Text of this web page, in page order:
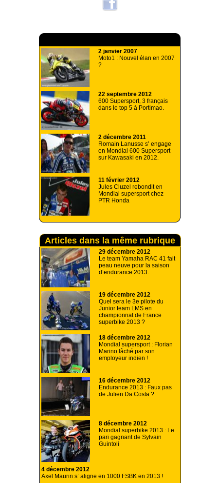
2 janvier 2007
Moto1 : Nouvel élan en 2007
?
22 septembre 2012
600 Supersport, 3 français
dans le top 5 à Portimao.
2 décembre 2011
Romain Lanusse s’ engage
en Mondial 600 Supersport
sur Kawasaki en 2012.
11 février 2012
Jules Cluzel rebondit en
Mondial supersport chez
PTR Honda
Articles dans la même rubrique
29 décembre 2012
Le team Yamaha RAC 41 fait
peau neuve pour la saison
d’endurance 2013.
19 décembre 2012
Quel sera le 3e pilote du
Junior team LMS en
championnat de France
superbike 2013 ?
18 décembre 2012
Mondial supersport : Florian
Marino lâché par son
employeur indien !
16 décembre 2012
Endurance 2013 : Faux pas
de Julien Da Costa ?
8 décembre 2012
Mondial superbike 2013 : Le
pari gagnant de Sylvain
Guintoli
4 décembre 2012
Axel Maurin s’ aligne en 1000 FSBK en 2013 !